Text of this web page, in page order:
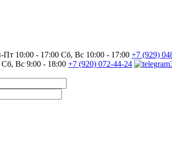
10:00 - 17:00 Сб, Вс 10:00 - 17:00 +7 (929)
Вс 9:00 - 18:00 +7 (920) 072-44-24